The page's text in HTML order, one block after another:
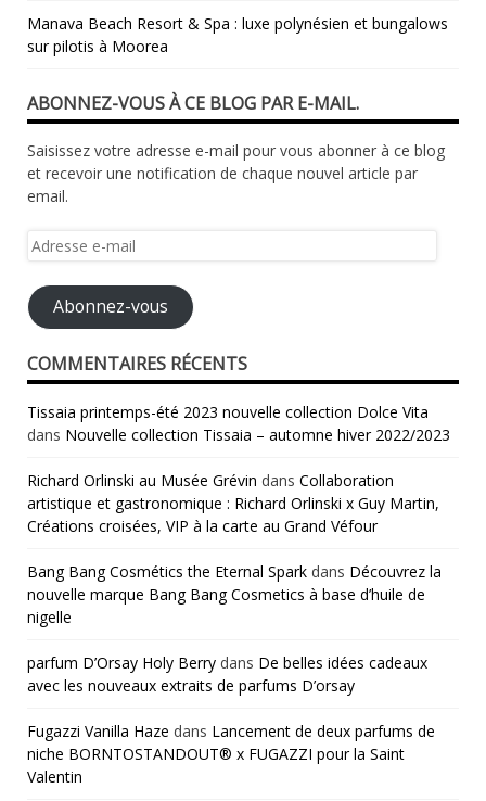
Manava Beach Resort & Spa : luxe polynésien et bungalows
sur pilotis à Moorea
ABONNEZ-VOUS À CE BLOG PAR E-MAIL.
Saisissez votre adresse e-mail pour vous abonner à ce blog
et recevoir une notification de chaque nouvel article par
email.
Adresse
mail
Abonnez-vous
COMMENTAIRES RÉCENTS
Tissaia printemps-été 2023 nouvelle collection Dolce Vita
dans Nouvelle collection Tissaia – automne hiver 2022/2023
Richard Orlinski au Musée Grévin dans Collaboration
artistique et gastronomique : Richard Orlinski x Guy Martin,
Créations croisées, VIP à la carte au Grand Véfour
Bang Bang Cosmétics the Eternal Spark dans Découvrez la
nouvelle marque Bang Bang Cosmetics à base d’huile de
nigelle
parfum D’Orsay Holy Berry dans De belles idées cadeaux
avec les nouveaux extraits de parfums D’orsay
Fugazzi Vanilla Haze dans Lancement de deux parfums de
niche BORNTOSTANDOUT® x FUGAZZI pour la Saint
Valentin